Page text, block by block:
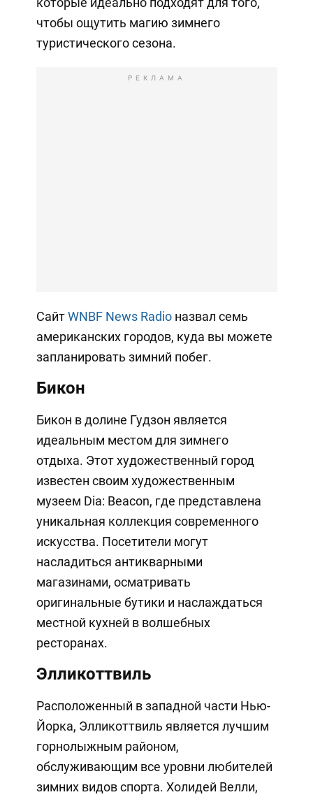
чтобы ощутить магию зимнего
туристического сезона.
РЕКЛАМА
СайтWNBF News Radioназвал семь
американских городов, куда вы можете
запланировать зимний побег.
Бикон
Бикон в долине Гудзон является
идеальным местом для зимнего
отдыха. Этот художественный город
известен своим художественным
музеем Dia: Beacon, где представлена
уникальная коллекция современного
искусства. Посетители могут
насладиться антикварными
магазинами, осматривать
оригинальные бутики и наслаждаться
местной кухней в волшебных
ресторанах.
Элликоттвиль
Расположенный в западной части Нью-
Йорка, Элликоттвиль является лучшим
горнолыжным районом,
обслуживающим все уровни любителей
зимних видов спорта. Холидей Велли,